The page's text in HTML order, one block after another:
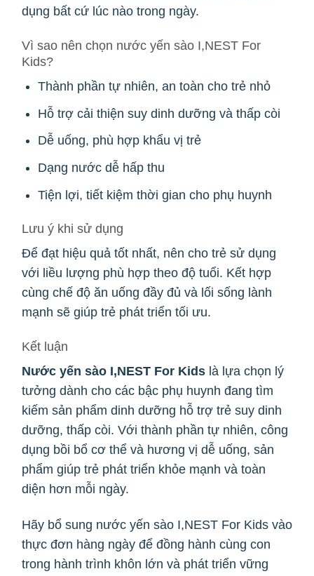
dụng bất cứ lúc nào trong ngày.
Vì sao nên chọn nước yến sào I,NEST For
Kids?
Thành phần tự nhiên, an toàn cho trẻ nhỏ
Hỗ trợ cải thiện suy dinh dưỡng và thấp còi
Dễ uống, phù hợp khẩu vị trẻ
Dạng nước dễ hấp thu
Tiện lợi, tiết kiệm thời gian cho phụ huynh
Lưu ý khi sử dụng
Để đạt hiệu quả tốt nhất, nên cho trẻ sử dụng
với liều lượng phù hợp theo độ tuổi. Kết hợp
cùng chế độ ăn uống đầy đủ và lối sống lành
mạnh sẽ giúp trẻ phát triển tối ưu.
Kết luận
Nước yến sào I,NEST For Kids là lựa chọn lý
tưởng dành cho các bậc phụ huynh đang tìm
kiếm sản phẩm dinh dưỡng hỗ trợ trẻ suy dinh
dưỡng, thấp còi. Với thành phần tự nhiên, công
dụng bồi bổ cơ thể và hương vị dễ uống, sản
phẩm giúp trẻ phát triển khỏe mạnh và toàn
diện hơn mỗi ngày.
Hãy bổ sung nước yến sào I,NEST For Kids vào
thực đơn hàng ngày để đồng hành cùng con
trong hành trình khôn lớn và phát triển vững